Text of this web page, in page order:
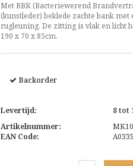
Met BBK (Bacteriewerend
(kunstleder) beklede zachte bank met
rugleuning. De zitting is vlak en licht
190 x 70 x 85cm.
Backorder
Levertijd:
8 tot
Artikelnummer:
EAN Code: